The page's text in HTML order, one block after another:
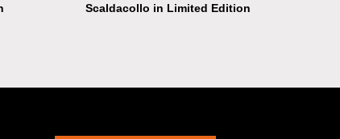
Scaldacollo in Limited Edition